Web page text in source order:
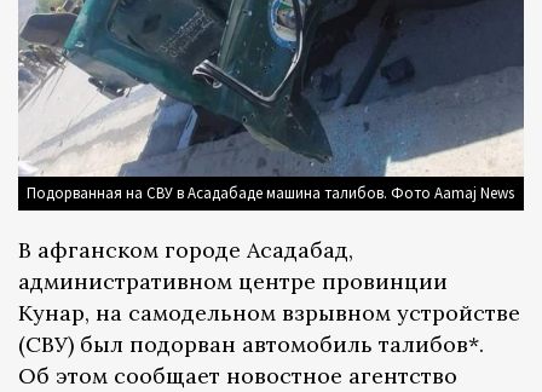
Подорванная на СВУ в Асадабаде машина талибов. Фото Aamaj News
В афганском городе Асадабад,
административном центре провинции
Кунар, на самодельном взрывном устройстве
(СВУ) был подорван автомобиль талибов*.
Об этом сообщает новостное агентство